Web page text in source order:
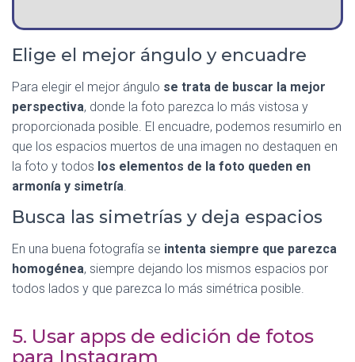
Elige el mejor ángulo y encuadre
Para elegir el mejor ángulo se trata de buscar la mejor
perspectiva, donde la foto parezca lo más vistosa y
proporcionada posible. El encuadre, podemos resumirlo en
que los espacios muertos de una imagen no destaquen en
la foto y todos los elementos de la foto queden en
armonía y simetría.
Busca las simetrías y deja espacios
En una buena fotografía se intenta siempre que parezca
homogénea, siempre dejando los mismos espacios por
todos lados y que parezca lo más simétrica posible.
5. Usar apps de edición de fotos
para Instagram